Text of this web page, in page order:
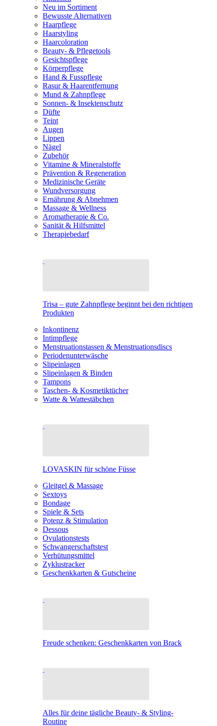
Neu im Sortiment
Bewusste Alternativen
Haarpflege
Haarstyling
Haarcoloration
Beauty- & Pflegetools
Gesichtspflege
Körperpflege
Hand & Fusspflege
Rasur & Haarentfernung
Mund & Zahnpflege
Sonnen- & Insektenschutz
Düfte
Teint
Augen
Lippen
Nägel
Zubehör
Vitamine & Mineralstoffe
Prävention & Regeneration
Medizinische Geräte
Wundversorgung
Ernährung & Abnehmen
Massage & Wellness
Aromatherapie & Co.
Sanität & Hilfsmittel
Therapiebedarf
Trisa – gute Zahnpflege beginnt bei den richtigen
Produkten
Inkontinenz
Intimpflege
Menstruationstassen & Menstruationsdiscs
Periodenunterwäsche
Slipeinlagen
Slipeinlagen & Binden
Tampons
Taschen- & Kosmetiktücher
Watte & Wattestäbchen
LOVASKIN für schöne Füsse
Gleitgel & Massage
Sextoys
Bondage
Spiele & Sets
Potenz & Stimulation
Dessous
Ovulationstests
Schwangerschaftstest
Verhütungsmittel
Zyklustracker
Geschenkkarten & Gutscheine
Freude schenken: Geschenkkarten von Brack
Alles für deine tägliche Beauty- & Styling-
Routine